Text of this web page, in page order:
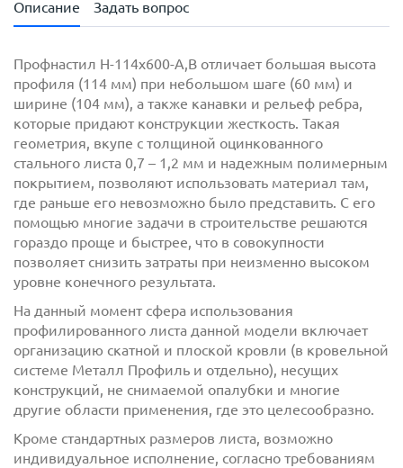
Описание Задать вопрос
сполитикой обработки персональных данных
ознакомлен(-а) и даюсогласиена обработку
персональных данных
и даю согласие
Профнастил H-114x600-A,B отличает большая высота
профиля (114 мм) при небольшом шаге (60 мм) и
ширине (104 мм), а также канавки и рельеф ребра,
которые придают конструкции жесткость. Такая
геометрия, вкупе с толщиной оцинкованного
стального листа 0,7 – 1,2 мм и надежным полимерным
покрытием, позволяют использовать материал там,
где раньше его невозможно было представить. С его
помощью многие задачи в строительстве решаются
гораздо проще и быстрее, что в совокупности
позволяет снизить затраты при неизменно высоком
уровне конечного результата.
На данный момент сфера использования
профилированного листа данной модели включает
организацию скатной и плоской кровли (в кровельной
системе Металл Профиль и отдельно), несущих
конструкций, не снимаемой опалубки и многие
другие области применения, где это целесообразно.
Кроме стандартных размеров листа, возможно
индивидуальное исполнение, согласно требованиям